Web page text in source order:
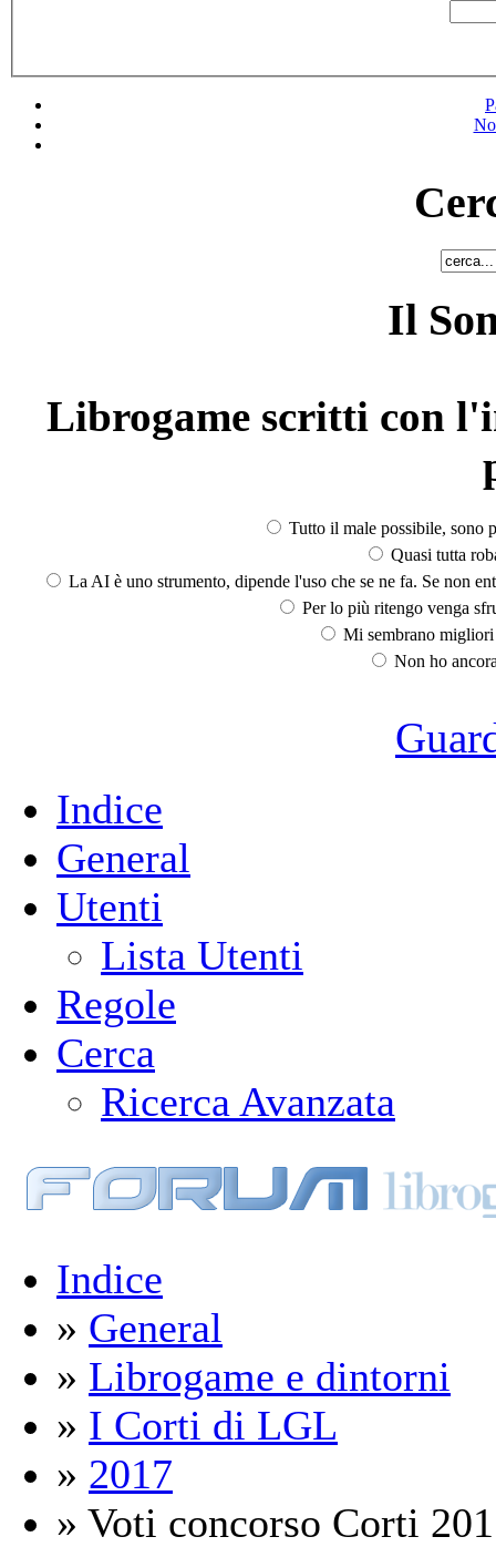
Il
Librogame scritti con
Tutto il male possibile, sono
Quasi tutta
La AI è uno strumento, dipende l'uso che se ne fa. Se non
Per lo più ritengo venga
Mi sembrano
Non ho
Indice
General
Utenti
Lista Utenti
Regole
Cerca
Ricerca Avanzata
Indice
» General
» Librogame e dintorni
» I Corti di LGL
» 2017
» Voti concorso Corti